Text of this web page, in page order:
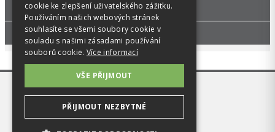
ŠKOLA, VÝTVARNÉ POTŘEBY
PŘÍSLUŠENSTVÍ
cookie ke zlepšení uživatelského zážitku.
Používáním našich webových stránek
souhlasíte se všemi soubory cookie v
souladu s našimi zásadami používání
souborů cookie. Více informací
VŠE PŘIJMOUT
PŘIJMOUT NEZBYTNÉ